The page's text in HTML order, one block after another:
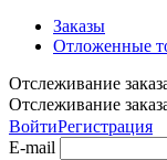
Заказы
Отложенные
Отслеживание
Отслеживание
ВойтиРегистрация
E-mail